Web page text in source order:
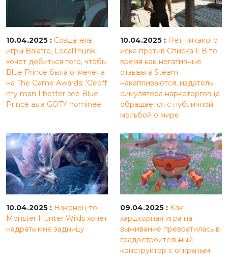
10.04.2025 : Создатель
игры Balatro, LocalThunk,
хочет добиться того, чтобы
Blue Prince была отмечена
на The Game Awards: 'Geoff
my man I better see Blue
Prince as a GOTY nominee'
10.04.2025 : Нет никакого
иска против Списка I: В то
время как негативные
отзывы в Steam
накапливаются, издатель
симулятора наркоторговца
обращается с публичной
мольбой о мире
10.04.2025 : Наконец-то:
Monster Hunter Wilds хочет
надрать мне задницу
09.04.2025 : Как
хардкорная игра на
выживание превратилась в
градостроительный
конструктор с открытым